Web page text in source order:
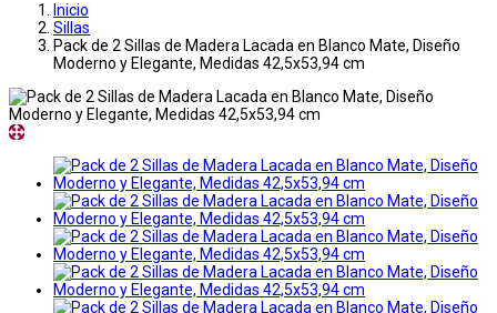
Inicio
Sillas
Pack de 2 Sillas de Madera Lacada en Blanco Mate, Diseño
Moderno y Elegante, Medidas 42,5x53,94 cm